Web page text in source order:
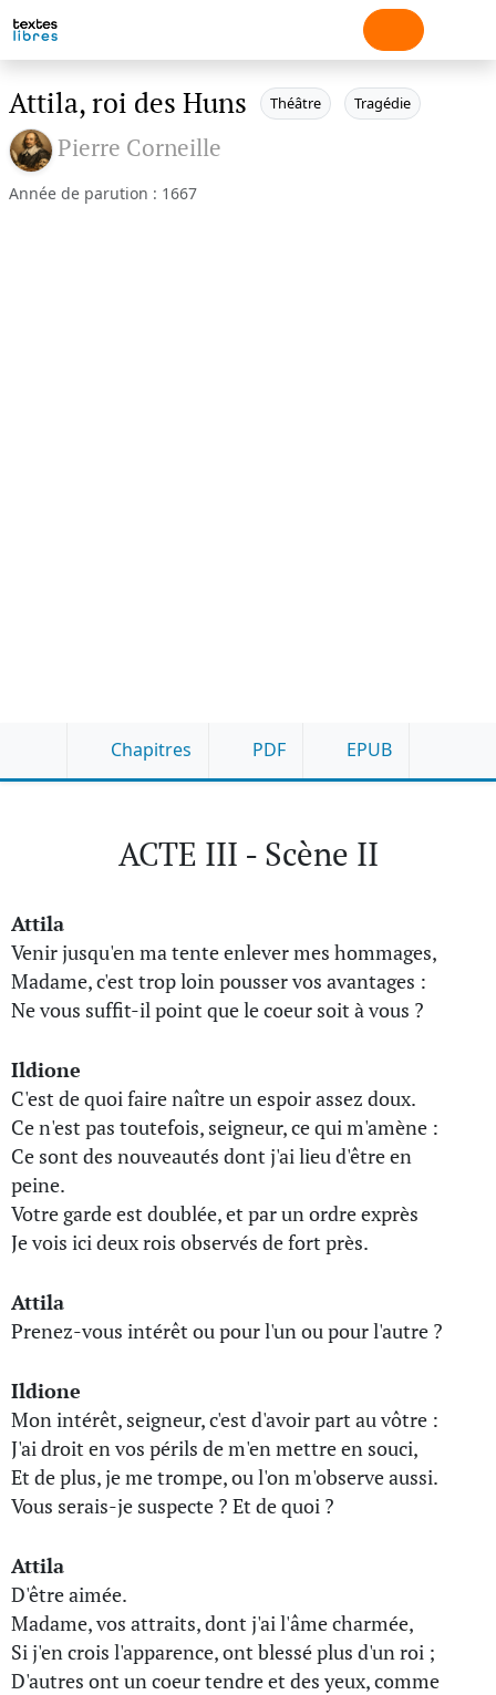
Attila, roi des Huns Théâtre Tragédie
Pierre Corneille
Année de parution : 1667
Chapitres PDF EPUB
ACTE III - Scène II
Attila
Venir jusqu'en ma tente enlever mes hommages,
Madame, c'est trop loin pousser vos avantages :
Ne vous suffit-il point que le coeur soit à vous ?
Ildione
C'est de quoi faire naître un espoir assez doux.
Ce n'est pas toutefois, seigneur, ce qui m'amène :
Ce sont des nouveautés dont j'ai lieu d'être en
peine.
Votre garde est doublée, et par un ordre exprès
Je vois ici deux rois observés de fort près.
Attila
Prenez-vous intérêt ou pour l'un ou pour l'autre ?
Ildione
Mon intérêt, seigneur, c'est d'avoir part au vôtre :
J'ai droit en vos périls de m'en mettre en souci,
Et de plus, je me trompe, ou l'on m'observe aussi.
Vous serais-je suspecte ? Et de quoi ?
Attila
D'être aimée.
Madame, vos attraits, dont j'ai l'âme charmée,
Si j'en crois l'apparence, ont blessé plus d'un roi ;
D'autres ont un coeur tendre et des yeux, comme